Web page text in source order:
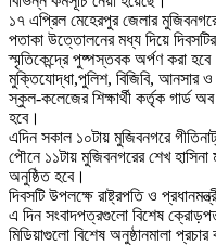
১৭ এপ্রিল মেহেরপুর জেলার
পতাকা উত্তোলনের মধ্য দিয়ে
স্মৃতিকেন্দ্রে পুষ্পস্তবক অর্পণ করা
মুক্তিযোদ্ধা,পুলিশ, বিজিবি, আনসার ও
স্কুল-কলেজের শিক্ষার্থী কর্তৃক গার্ড
হবে।
এদিন সকাল ১০টায় মুজিবনগরে
পৌনে ১১টায় মুজিবনগরের শেখ
অনুষ্ঠিত হবে।
দিবসটি উপলক্ষে রাষ্ট্রপতি ও
এ দিন সংবাদপত্রগুলো বিশেষ
মিডিয়াগুলো বিশেষ অনুষ্ঠানমালা প্রচার